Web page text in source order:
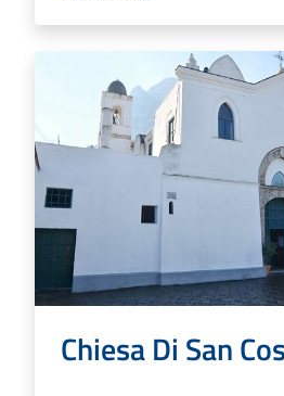
Chiesa Di San